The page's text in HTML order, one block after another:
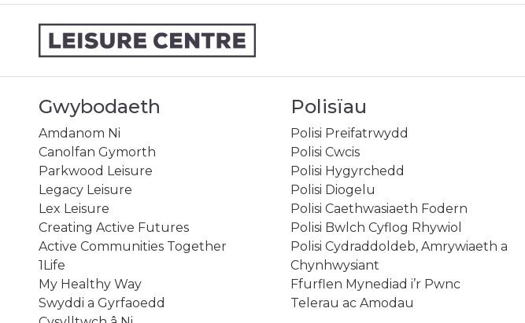
Gwybodaeth
Amdanom Ni
Canolfan Gymorth
Parkwood Leisure
Legacy Leisure
Lex Leisure
Creating Active Futures
Active Communities Together
1Life
My Healthy Way
Swyddi a Gyrfaoedd
Polisïau
Polisi Preifatrwydd
Polisi Cwcis
Polisi Hygyrchedd
Polisi Diogelu
Polisi Caethwasiaeth Fodern
Polisi Bwlch Cyflog Rhywiol
Polisi Cydraddoldeb, Amrywiaeth a
Chynhwysiant
Ffurflen Mynediad i’r Pwnc
Telerau ac Amodau